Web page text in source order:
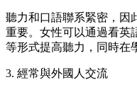
聽力和口語聯系緊密，因
重要。女性可以通過看英
等形式提高聽力，同時在
3. 經常與外國人交流